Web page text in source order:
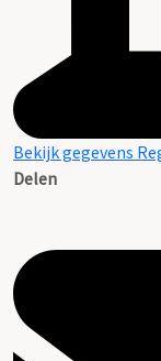
Bekijk gegevens
Delen